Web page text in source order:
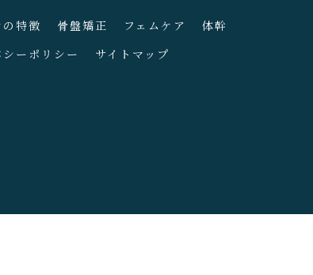
特徴 骨盤矯正 フェムケア
体幹
ーポリシー サイトマップ